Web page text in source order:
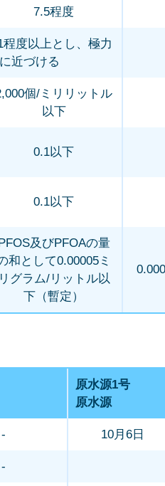
7.5程度
程度以上とし、極力
近づける
個/ミリリットル
以下
0.1以下
0.1以下
及びPFOAの量
和として0.00005ミ
リグラム/リットル以
下（暫定）
原水源1号
原水源
- 10月6日
-